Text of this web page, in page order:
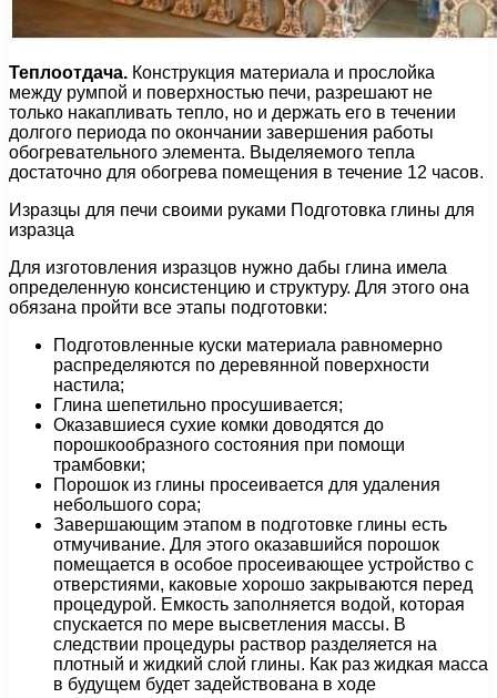
Теплоотдача. Конструкция материала и прослойка
между румпой и поверхностью печи, разрешают не
только накапливать тепло, но и держать его в течении
долгого периода по окончании завершения работы
обогревательного элемента. Выделяемого тепла
достаточно для обогрева помещения в течение 12 часов.
Изразцы для печи своими руками Подготовка глины для
изразца
Для изготовления изразцов нужно дабы глина имела
определенную консистенцию и структуру. Для этого она
обязана пройти все этапы подготовки:
Подготовленные куски материала равномерно
распределяются по деревянной поверхности
настила;
Глина шепетильно просушивается;
Оказавшиеся сухие комки доводятся до
порошкообразного состояния при помощи
трамбовки;
Порошок из глины просеивается для удаления
небольшого сора;
Завершающим этапом в подготовке глины есть
отмучивание. Для этого оказавшийся порошок
помещается в особое просеивающее устройство с
отверстиями, каковые хорошо закрываются перед
процедурой. Емкость заполняется водой, которая
спускается по мере высветления массы. В
следствии процедуры раствор разделяется на
плотный и жидкий слой глины. Как раз жидкая масса
в будущем будет задействована в ходе